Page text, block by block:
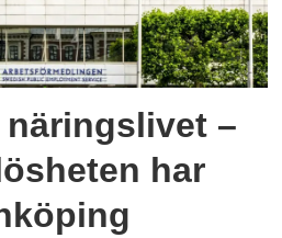
–
har